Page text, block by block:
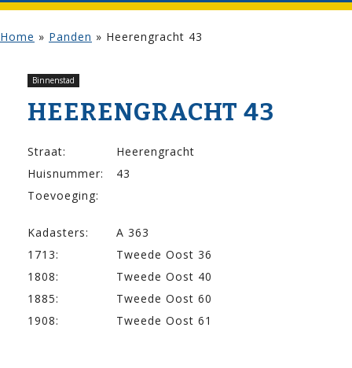
Home » Panden » Heerengracht 43
Binnenstad
HEERENGRACHT 43
Straat:
Heerengracht
Huisnummer:
43
Toevoeging:
Kadasters:
A 363
1713:
Tweede Oost 36
1808:
Tweede Oost 40
1885:
Tweede Oost 60
1908:
Tweede Oost 61